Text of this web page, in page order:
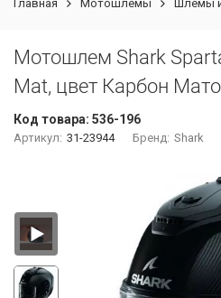
Главная Мотошлемы Шлемы
Мотошлем Shark
Mat, цвет Карбон
Код товара: 536-196
Артикул: 31-23944 Бренд: Shark